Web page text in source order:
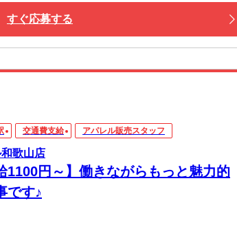
すぐ応募する
交通費支給 アパレル販売スタッフ
歌山店
1100円～】働きながらもっと魅力的
です♪